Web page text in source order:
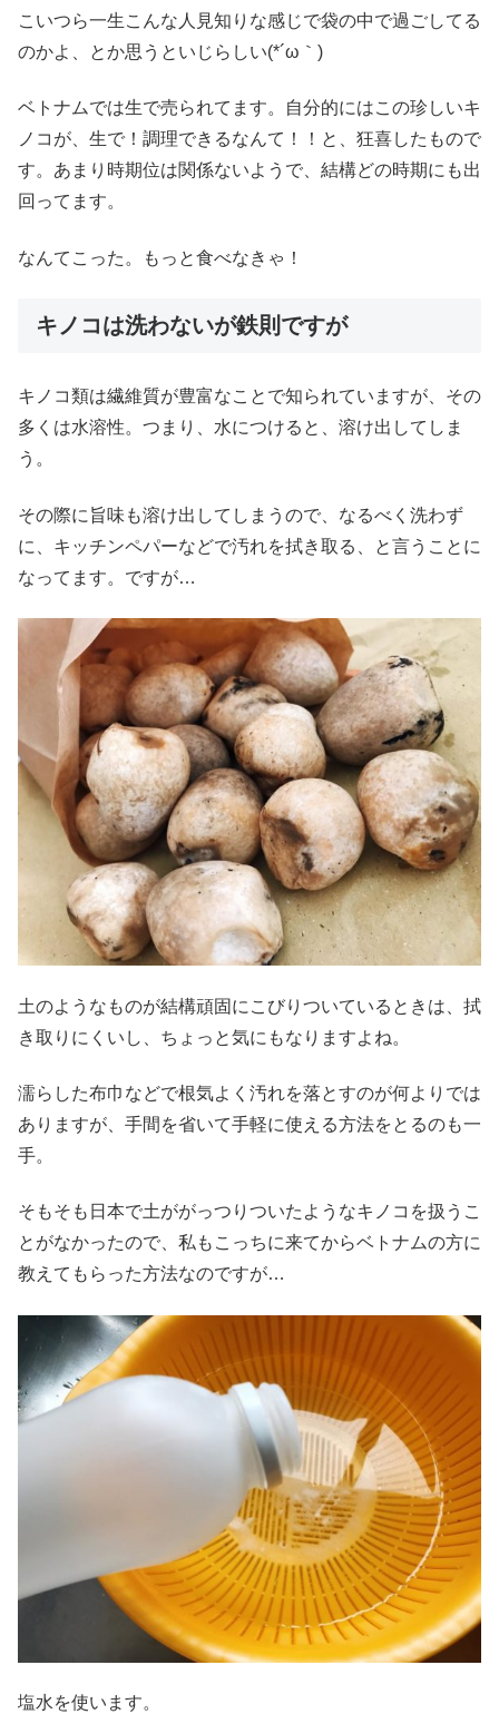
こいつら一生こんな人見知りな感じで袋の中で過ごしてる
のかよ、とか思うといじらしい(*´ω｀)
ベトナムでは生で売られてます。自分的にはこの珍しいキ
ノコが、生で！調理できるなんて！！と、狂喜したもので
す。あまり時期位は関係ないようで、結構どの時期にも出
回ってます。
なんてこった。もっと食べなきゃ！
キノコは洗わないが鉄則ですが
キノコ類は繊維質が豊富なことで知られていますが、その
多くは水溶性。つまり、水につけると、溶け出してしま
う。
その際に旨味も溶け出してしまうので、なるべく洗わず
に、キッチンペパーなどで汚れを拭き取る、と言うことに
なってます。ですが…
土のようなものが結構頑固にこびりついているときは、拭
き取りにくいし、ちょっと気にもなりますよね。
濡らした布巾などで根気よく汚れを落とすのが何よりでは
ありますが、手間を省いて手軽に使える方法をとるのも一
手。
そもそも日本で土ががっつりついたようなキノコを扱うこ
とがなかったので、私もこっちに来てからベトナムの方に
教えてもらった方法なのですが…
塩水を使います。